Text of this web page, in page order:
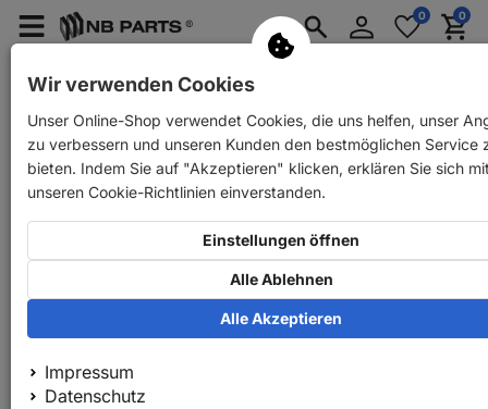
Menü
PKW Anhänger Ersatzteile
AnmeldenMerkzettel
aufklappen
0 0
Zurück PKW Ersatzteile SKF Antriebswelle vorne
Wir verwenden Cookies
Unser Online-Shop verwendet Cookies, die uns helfen, unser
zu verbessern und unseren Kunden den bestmöglichen Service
bieten. Indem Sie auf "Akzeptieren" klicken, erklären Sie sich
unseren Cookie-Richtlinien einverstanden.
Einstellungen öffnen
Alle Ablehnen
Alle Akzeptieren
Impressum
Datenschutz